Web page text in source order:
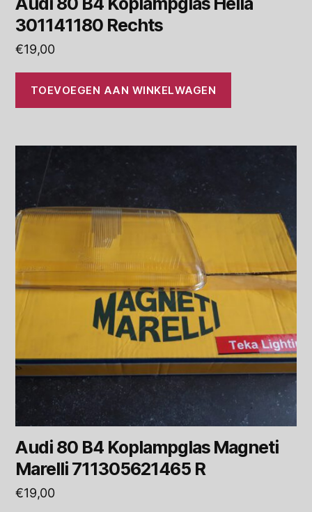
301141180 Rechts
€19,00
TOEVOEGEN AAN WINKELWAGEN
Audi 80 B4 Koplampglas Magneti
Marelli 711305621465 R
€19,00